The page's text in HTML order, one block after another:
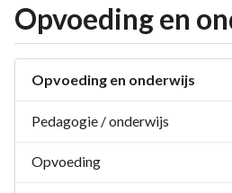
Opvoeding en
Opvoeding en onderwijs
Pedagogie / onderwijs
Opvoeding